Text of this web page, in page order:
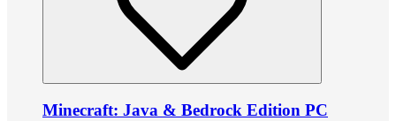
Minecraft: Java & Bedrock Edition PC